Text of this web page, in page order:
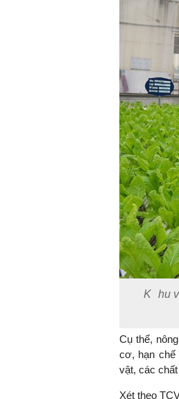
K hu
Cụ thể,
cơ, hạn chế
vật, các
Xét theo